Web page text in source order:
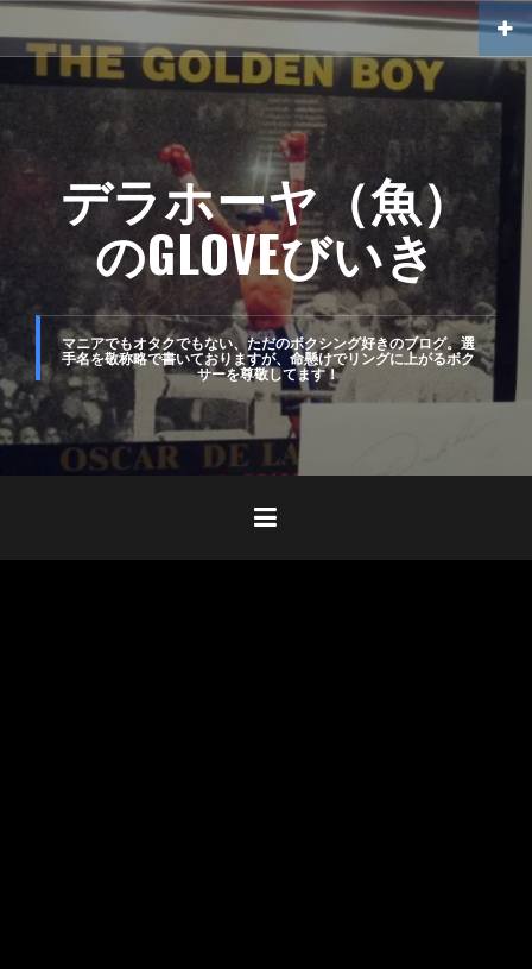
ン
ン
キ
プ
デラホーヤ（魚）
のGLOVEびいき
マニアでもオタクでもない、ただのボクシング好きのブログ。選
手名を敬称略で書いておりますが、命懸けでリングに上がるボク
サーを尊敬してます！